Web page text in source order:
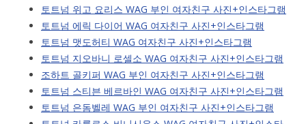
토트넘 위고 요리스 WAG 부인 여자친구 사진+인스타그램
토트넘 에릭 다이어 WAG 여자친구 사진+인스타그램
토트넘 맷도허티 WAG 여자친구 사진+인스타그램
토트넘 지오바니 로셀소 WAG 여자친구 사진+인스타그램
조하트 골키퍼 WAG 부인 여자친구 사진+인스타그램
토트넘 스티븐 베르바인 WAG 여자친구 사진+인스타그램
토트넘 은돔벨레 WAG 부인 여자친구 사진+인스타그램